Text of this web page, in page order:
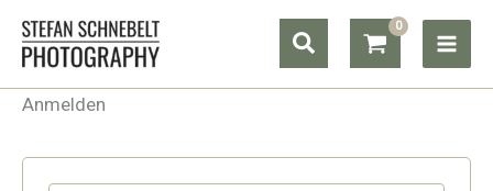
Zum
Inhalt
Suchen
Anmelden